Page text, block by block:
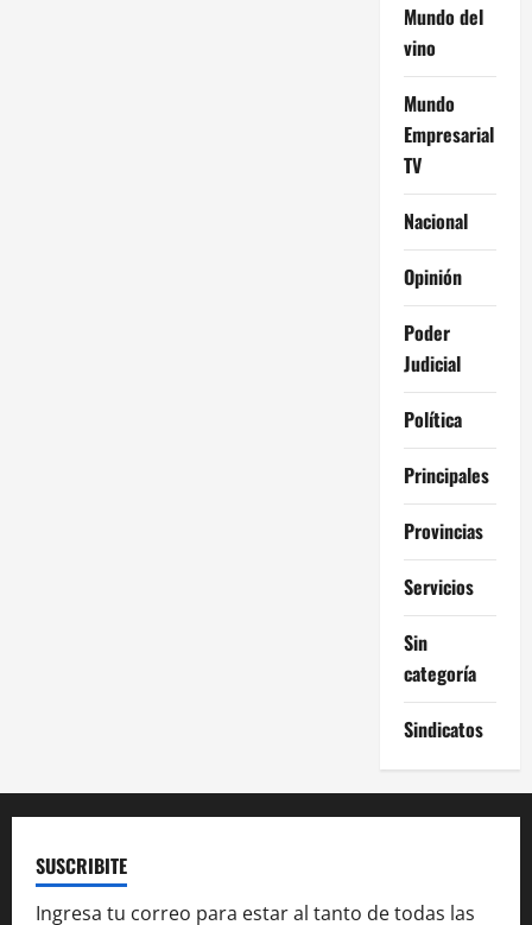
Mundo del
vino
Mundo
Empresarial
TV
Nacional
Opinión
Poder
Judicial
Política
Principales
Provincias
Servicios
Sin
categoría
Sindicatos
SUSCRIBITE
Ingresa tu correo para estar al tanto de todas las